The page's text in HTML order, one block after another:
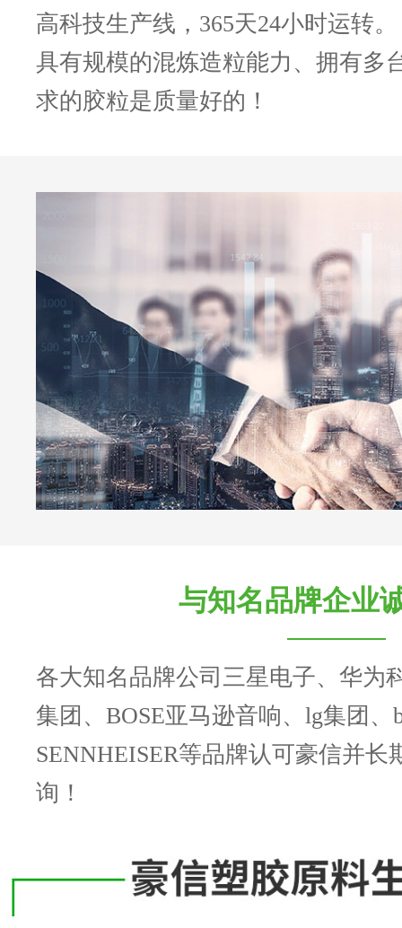
高科技生产线，365天24小时运转。
具有规模的混炼造粒能力、拥有多
求的胶粒是质量好的！
与知名品牌企业
各大知名品牌公司三星电子、华为
集团、BOSE亚马逊音响、lg集团、
SENNHEISER等品牌认可豪信并长
询！